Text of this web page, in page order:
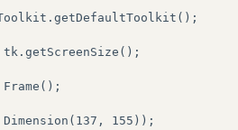
tk.getScreenSize();
155));